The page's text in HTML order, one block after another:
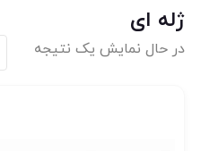
ژله ای
در حال نمایش یک نتیجه